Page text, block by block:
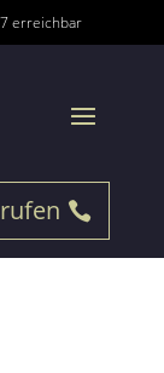
erreichbar